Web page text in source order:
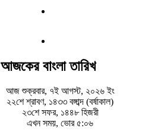
আজকের বাংলা তারিখ
আজ শুক্রবার, ৭ই আগস্ট, ২০২৬ ইং
২২শে শ্রাবণ, ১৪৩৩ বঙ্গাব্দ (বর্ষাকাল)
২৩শে সফর, ১৪৪৮ হিজরী
এখন সময়, ভোর ৫:০৬